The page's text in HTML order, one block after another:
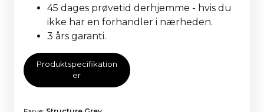
45 dages prøvetid derhjemme - hvis du
ikke har en forhandler i nærheden.
3 års garanti.
Produktspecifikation
er